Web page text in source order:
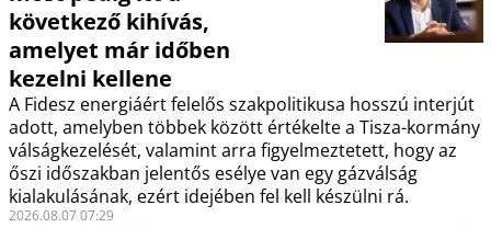
következő kihívás,
amelyet már időben
kezelni kellene
A Fidesz energiáért felelős szakpolitikusa hosszú interjút
adott, amelyben többek között értékelte a Tisza-kormány
válságkezelését, valamint arra figyelmeztetett, hogy az
őszi időszakban jelentős esélye van egy gázválság
kialakulásának, ezért idejében fel kell készülni rá.
2026.08.07 07:29